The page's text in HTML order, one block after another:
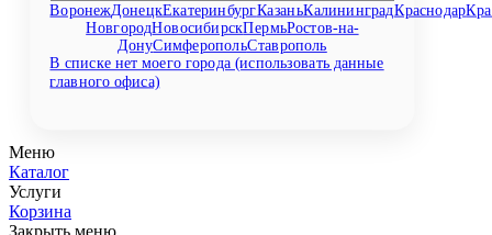
ВоронежДонецкЕкатеринбургКазаньКалининградКраснодар
НовгородНовосибирскПермьРостов-на-
ДонуСимферопольСтаврополь
В списке нет моего города (использовать данные
главного офиса)
Меню
Каталог
Услуги
Корзина
Закрыть меню